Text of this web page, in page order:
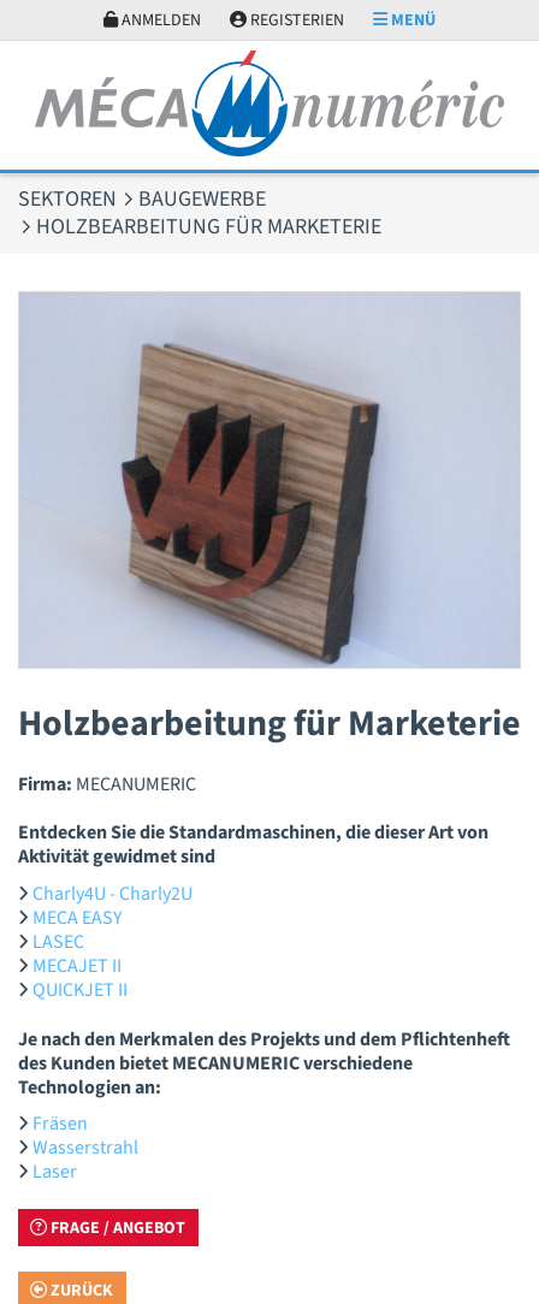
ANMELDEN REGISTERIEN MENÜ
SEKTOREN
BAUGEWERBE
HOLZBEARBEITUNG FÜR MARKETERIE
Holzbearbeitung für Marketerie
Firma: MECANUMERIC
Entdecken Sie die Standardmaschinen, die dieser Art von
Aktivität gewidmet sind
Charly4U - Charly2U
MECA EASY
LASEC
MECAJET II
QUICKJET II
Je nach den Merkmalen des Projekts und dem Pflichtenheft
des Kunden bietet MECANUMERIC verschiedene
Technologien an:
Fräsen
Wasserstrahl
Laser
FRAGE / ANGEBOT
ZURÜCK
Cookie-Einstellungen